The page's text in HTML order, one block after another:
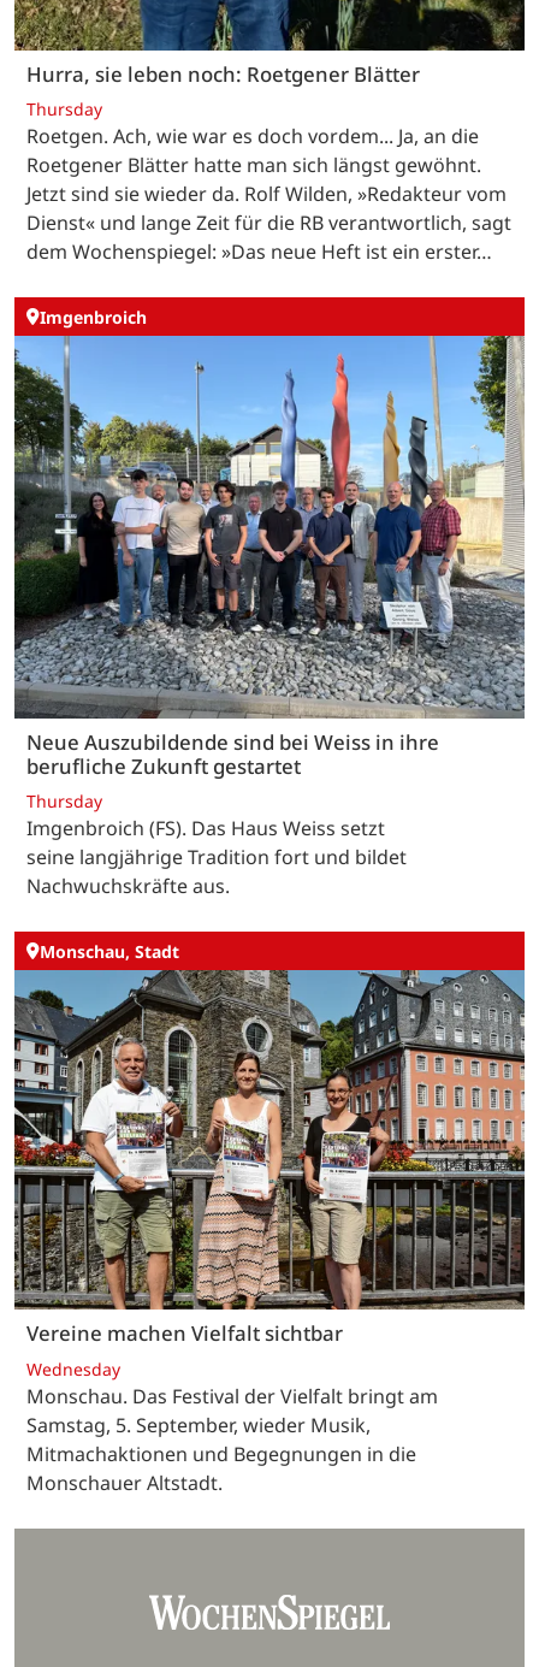
Hurra, sie leben noch: Roetgener Blätter
Thursday
Roetgen. Ach, wie war es doch vordem... Ja, an die
Roetgener Blätter hatte man sich längst gewöhnt.
Jetzt sind sie wieder da. Rolf Wilden, »Redakteur vom
Dienst« und lange Zeit für die RB verantwortlich, sagt
dem Wochenspiegel: »Das neue Heft ist ein erster…
Imgenbroich
Neue Auszubildende sind bei Weiss in ihre
berufliche Zukunft gestartet
Thursday
Imgenbroich (FS). Das Haus Weiss setzt
seine langjährige Tradition fort und bildet
Nachwuchskräfte aus.
Monschau, Stadt
Vereine machen Vielfalt sichtbar
Wednesday
Monschau. Das Festival der Vielfalt bringt am
Samstag, 5. September, wieder Musik,
Mitmachaktionen und Begegnungen in die
Monschauer Altstadt.